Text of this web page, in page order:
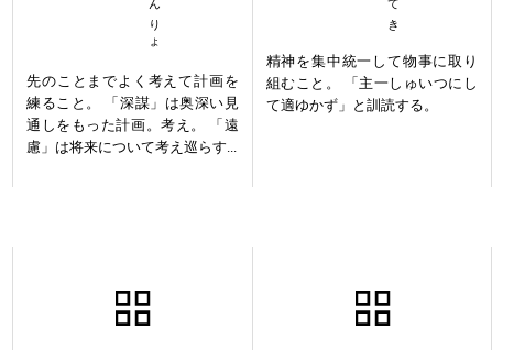
先のことまでよく考えて計画を
練ること。 「深謀」は奥深い見
通しをもった計画。考え。 「遠
慮」は将来について考え巡らす...
精神を集中統一して物事に取り
組むこと。 「主一しゅいつにし
て適ゆかず」と訓読する。